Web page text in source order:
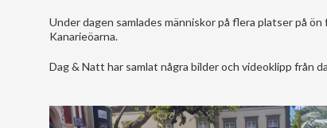
Under dagen samlades människor på flera platser på
Kanarieöarna.
Dag & Natt har samlat några bilder och videoklipp från